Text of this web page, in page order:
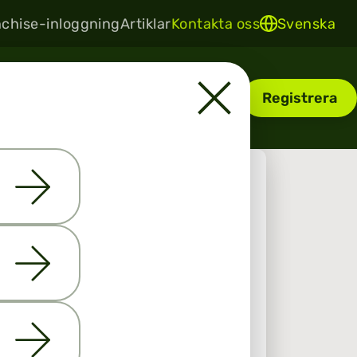
LOGGA IN Registrera
inloggningArtiklarKontakta oss Svenska